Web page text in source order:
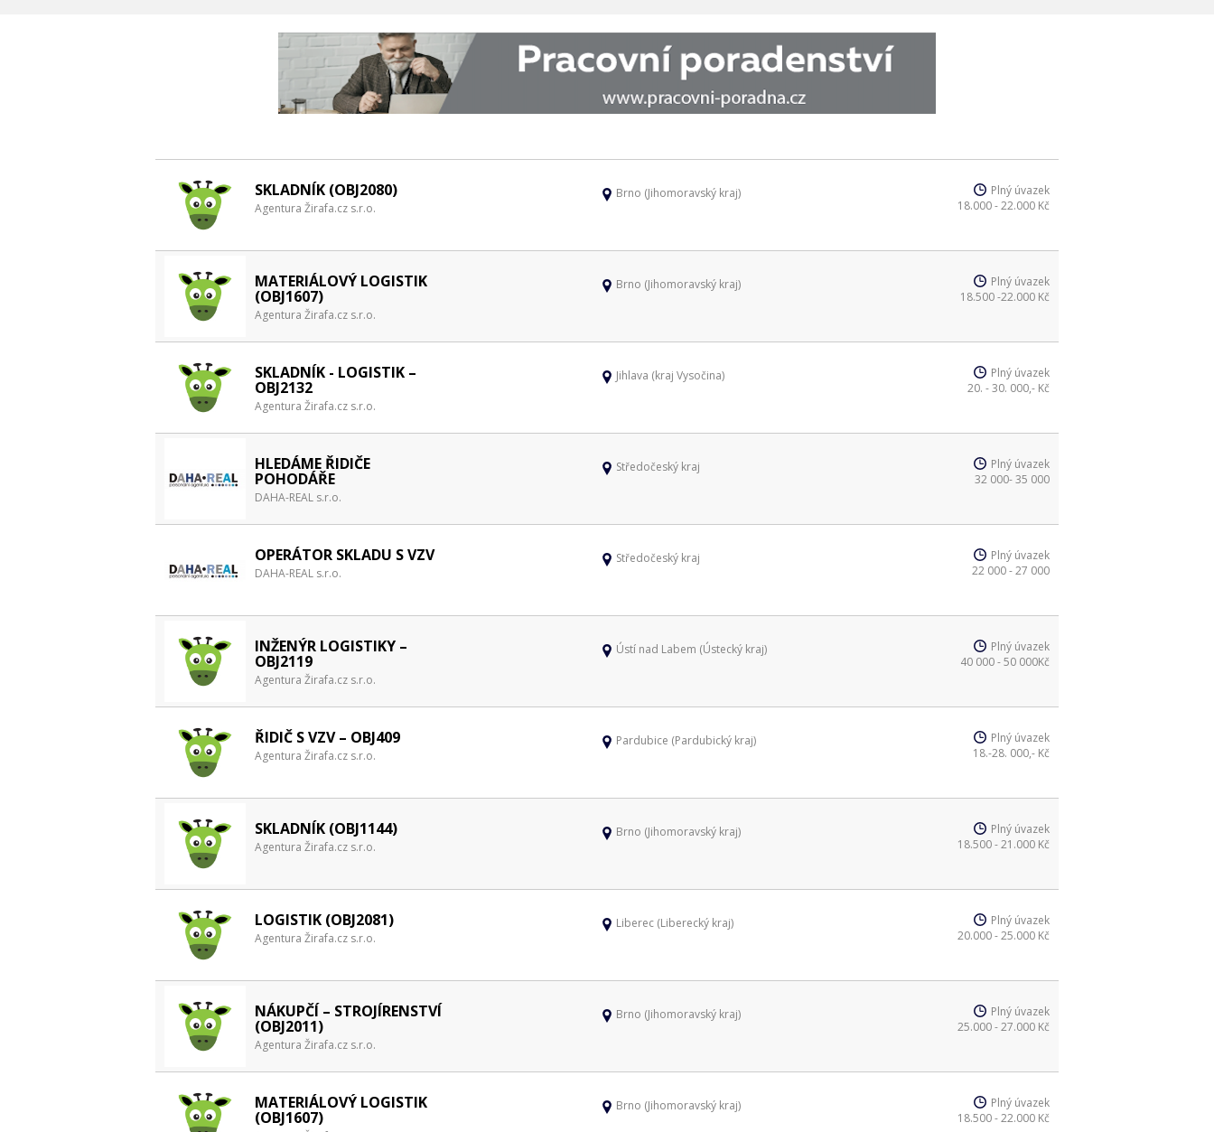
SKLADNÍK (OBJ2080)
Agentura Žirafa.cz s.r.o.
Brno (Jihomoravský kraj)
Plný úvazek
18.000 - 22.000 Kč
MATERIÁLOVÝ LOGISTIK
(OBJ1607)
Agentura Žirafa.cz s.r.o.
Brno (Jihomoravský kraj)
Plný úvazek
18.500 -22.000 Kč
SKLADNÍK - LOGISTIK –
OBJ2132
Agentura Žirafa.cz s.r.o.
Jihlava (kraj Vysočina)
Plný úvazek
20. - 30. 000,- Kč
HLEDÁME ŘIDIČE
POHODÁŘE
DAHA-REAL s.r.o.
Středočeský kraj
Plný úvazek
32 000- 35 000
OPERÁTOR SKLADU S VZV
DAHA-REAL s.r.o.
Středočeský kraj
Plný úvazek
22 000 - 27 000
INŽENÝR LOGISTIKY –
OBJ2119
Agentura Žirafa.cz s.r.o.
Ústí nad Labem (Ústecký kraj)
Plný úvazek
40 000 - 50 000Kč
ŘIDIČ S VZV – OBJ409
Agentura Žirafa.cz s.r.o.
Pardubice (Pardubický kraj)
Plný úvazek
18.-28. 000,- Kč
SKLADNÍK (OBJ1144)
Agentura Žirafa.cz s.r.o.
Brno (Jihomoravský kraj)
Plný úvazek
18.500 - 21.000 Kč
LOGISTIK (OBJ2081)
Agentura Žirafa.cz s.r.o.
Liberec (Liberecký kraj)
Plný úvazek
20.000 - 25.000 Kč
NÁKUPČÍ – STROJÍRENSTVÍ
(OBJ2011)
Agentura Žirafa.cz s.r.o.
Brno (Jihomoravský kraj)
Plný úvazek
25.000 - 27.000 Kč
MATERIÁLOVÝ LOGISTIK
(OBJ1607)
Brno (Jihomoravský kraj)
Plný úvazek
18.500 - 22.000 Kč